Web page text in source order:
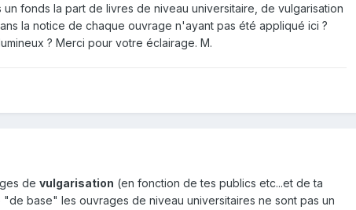
fonds la part de livres de niveau universitaire, de vulgarisation
la notice de chaque ouvrage n'ayant pas été appliqué ici ?
? Merci pour votre éclairage. M.
de vulgarisation (en fonction de tes publics etc...et de ta
base" les ouvrages de niveau universitaires ne sont pas un